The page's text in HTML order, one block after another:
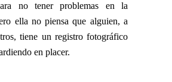
no tener problemas en la
ella no piensa que alguien, a
tiene un registro fotográfico
en placer.